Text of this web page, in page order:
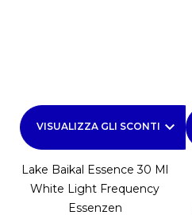
VISUALIZZA GLI SCONTI keyboard_arrow_down
Lake Baikal Essence 30 Ml
White Light Frequency
Essenzen